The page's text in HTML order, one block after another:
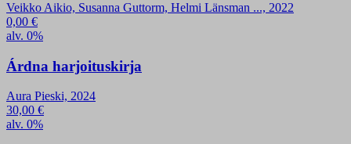
Veikko Aikio, Susanna Guttorm, Helmi Länsman ..., 2022
0,00 €
alv. 0%
Árdna harjoituskirja
Aura Pieski, 2024
30,00 €
alv. 0%